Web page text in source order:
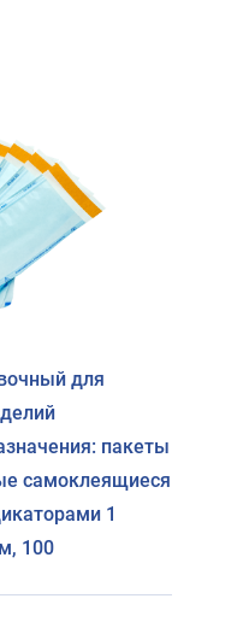
для
пакеты
самоклеящиеся
1
100